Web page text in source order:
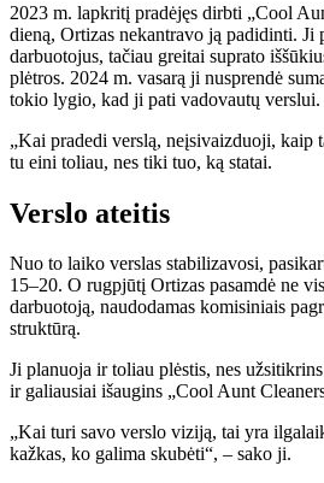
2023 m. lapkritį pradėjęs dirbti „Cool
dieną, Ortizas nekantravo ją padidinti. Ji
darbuotojus, tačiau greitai suprato
plėtros. 2024 m. vasarą ji nusprendė
tokio lygio, kad ji pati vadovautų verslui.
„Kai pradedi verslą, neįsivaizduoji, kaip
tu eini toliau, nes tiki tuo, ką statai.
Verslo ateitis
Nuo to laiko verslas stabilizavosi,
15–20. O rugpjūtį Ortizas pasamdė ne
darbuotoją, naudodamas komisiniais
struktūrą.
Ji planuoja ir toliau plėstis, nes
ir galiausiai išaugins „Cool Aunt
„Kai turi savo verslo viziją, tai yra
kažkas, ko galima skubėti“, – sako ji.